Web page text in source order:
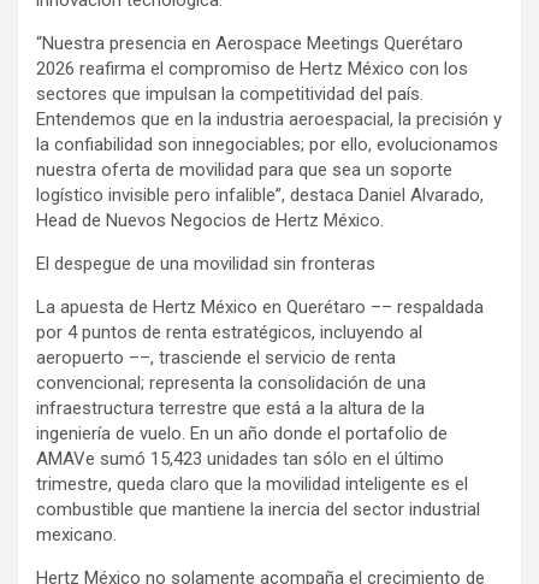
“Nuestra presencia en Aerospace Meetings Querétaro
2026 reafirma el compromiso de Hertz México con los
sectores que impulsan la competitividad del país.
Entendemos que en la industria aeroespacial, la precisión y
la confiabilidad son innegociables; por ello, evolucionamos
nuestra oferta de movilidad para que sea un soporte
logístico invisible pero infalible”, destaca Daniel Alvarado,
Head de Nuevos Negocios de Hertz México.
El despegue de una movilidad sin fronteras
La apuesta de Hertz México en Querétaro –– respaldada
por 4 puntos de renta estratégicos, incluyendo al
aeropuerto ––, trasciende el servicio de renta
convencional; representa la consolidación de una
infraestructura terrestre que está a la altura de la
ingeniería de vuelo. En un año donde el portafolio de
AMAVe sumó 15,423 unidades tan sólo en el último
trimestre, queda claro que la movilidad inteligente es el
combustible que mantiene la inercia del sector industrial
mexicano.
Hertz México no solamente acompaña el crecimiento de